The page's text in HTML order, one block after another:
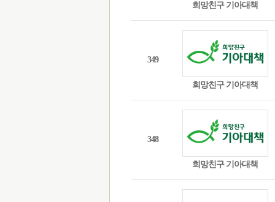
희망친구 기아대책
349
희망친구 기아대책
348
희망친구 기아대책